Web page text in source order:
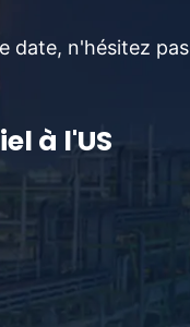
date, n'hésitez pas
à l'US